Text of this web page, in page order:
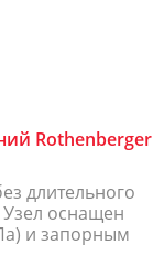
Rothenberger
длительного
оснащен
и запорным